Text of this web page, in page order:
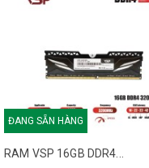
ĐANG SẴN HÀNG
RAM VSP 16GB DDR4...